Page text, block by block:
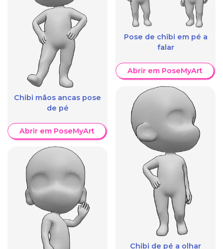
Chibi mãos ancas pose
de pé
Abrir em PoseMyArt
Pose de chibi em pé a
falar
Abrir em PoseMyArt
Chibi de pé a olhar